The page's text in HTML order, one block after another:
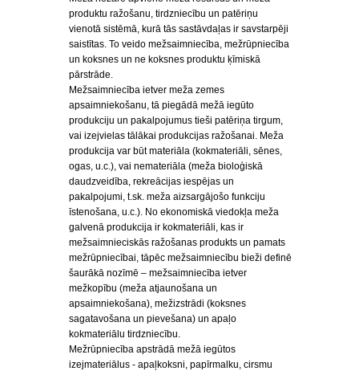
produktu ražošanu, tirdzniecību un patēriņu
vienotā sistēmā, kurā tās sastāvdaļas ir savstarpēji
saistītas. To veido mežsaimniecība, mežrūpniecība
un koksnes un ne koksnes produktu ķīmiskā
pārstrāde.
Mežsaimniecība ietver meža zemes
apsaimniekošanu, tā piegādā mežā iegūto
produkciju un pakalpojumus tieši patēriņa tirgum,
vai izejvielas tālākai produkcijas ražošanai. Meža
produkcija var būt materiāla (kokmateriāli, sēnes,
ogas, u.c.), vai nemateriāla (meža bioloģiskā
daudzveidība, rekreācijas iespējas un
pakalpojumi, t.sk. meža aizsargājošo funkciju
īstenošana, u.c.). No ekonomiskā viedokļa meža
galvenā produkcija ir kokmateriāli, kas ir
mežsaimnieciskās ražošanas produkts un pamats
mežrūpniecībai, tāpēc mežsaimniecību bieži definē
šaurākā nozīmē – mežsaimniecība ietver
mežkopību (meža atjaunošana un
apsaimniekošana), mežizstrādi (koksnes
sagatavošana un pievešana) un apaļo
kokmateriālu tirdzniecību.
Mežrūpniecība apstrādā mežā iegūtos
izejmateriālus - apaļkoksni, papīrmalku, cirsmu